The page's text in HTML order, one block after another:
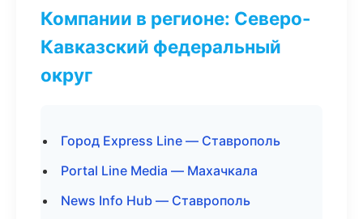
Компании в регионе: Северо-
Кавказский федеральный
округ
Город Express Line — Ставрополь
Portal Line Media — Махачкала
News Info Hub — Ставрополь